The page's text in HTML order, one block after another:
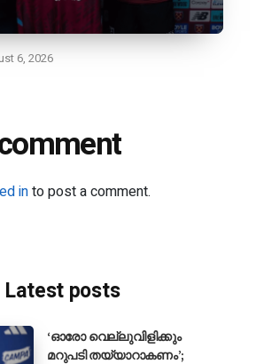
6, 2026
into post a comment.
Latest posts
‘ഓരോ വെല്ലുവിളിക്കും
മറുപടി തയ്യാറാകണം’;